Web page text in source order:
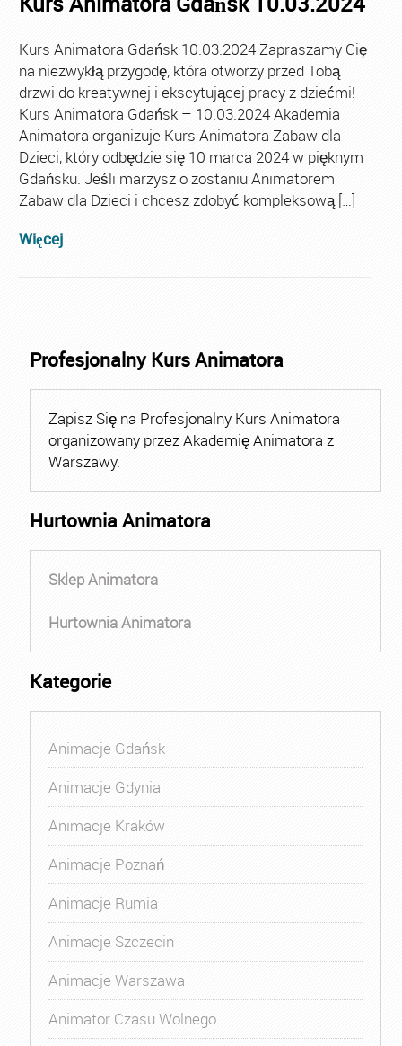
Kurs Animatora Gdańsk 10.03.2024 Zapraszamy Cię
na niezwykłą przygodę, która otworzy przed Tobą
drzwi do kreatywnej i ekscytującej pracy z dziećmi!
Kurs Animatora Gdańsk – 10.03.2024 Akademia
Animatora organizuje Kurs Animatora Zabaw dla
Dzieci, który odbędzie się 10 marca 2024 w pięknym
Gdańsku. Jeśli marzysz o zostaniu Animatorem
Zabaw dla Dzieci i chcesz zdobyć kompleksową […]
Więcej
Profesjonalny Kurs Animatora
Zapisz Się na Profesjonalny Kurs Animatora
organizowany przez Akademię Animatora z
Warszawy.
Hurtownia Animatora
Sklep Animatora
Hurtownia Animatora
Kategorie
Animacje Gdańsk
Animacje Gdynia
Animacje Kraków
Animacje Poznań
Animacje Rumia
Animacje Szczecin
Animacje Warszawa
Animator Czasu Wolnego